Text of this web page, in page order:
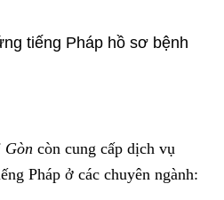
tiếng Pháp hồ sơ bệnh
Gòn còn cung cấp dịch vụ
Pháp ở các chuyên ngành: